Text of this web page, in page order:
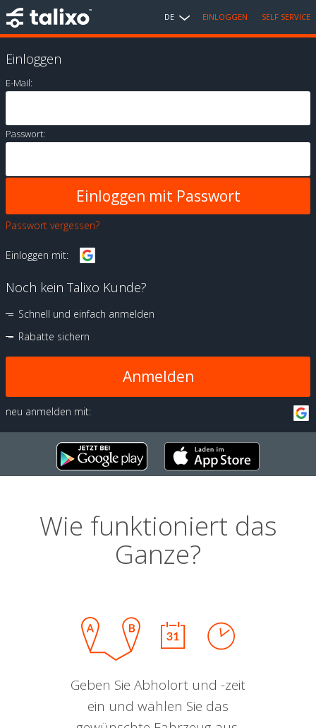
DE EINLOGGEN SELF SERVICE
Einloggen
E-Mail:
Passwort:
Passwort vergessen?
Einloggen mit:
Noch kein Talixo Kunde?
Schnell und einfach anmelden
Rabatte sichern
Anmelden
neu anmelden mit:
Wie funktioniert das
Ganze?
Geben Sie Abholort und -zeit
ein und wählen Sie das